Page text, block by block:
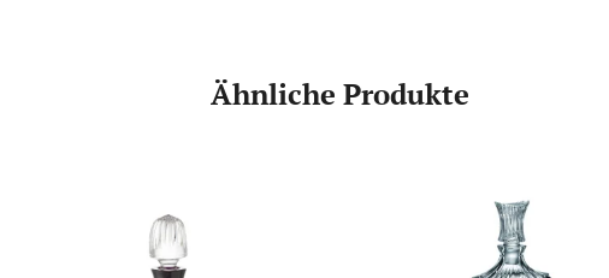
Ähnliche Produkte